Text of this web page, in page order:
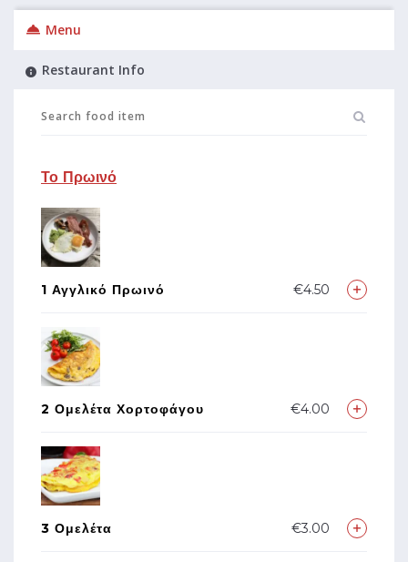
Menu
Restaurant Info
Το Πρωινό
1 Αγγλικό Πρωινό €4.50
2 Ομελέτα Χορτοφάγου €4.00
3 Ομελέτα €3.00